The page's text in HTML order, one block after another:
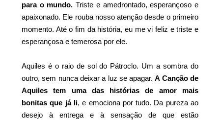
para o mundo. Triste e amedrontado, esperançoso e
apaixonado. Ele rouba nosso atenção desde o primeiro
momento. Até o fim da história, eu me vi feliz e triste e
esperançosa e temerosa por ele.
Aquiles é o raio de sol do Pátroclo. Um a sombra do
outro, sem nunca deixar a luz se apagar.A Canção de
Aquiles tem uma das histórias de amor mais
bonitas que já li, e emociona por tudo. Da pureza ao
desejo à entrega e à sensação de que estão